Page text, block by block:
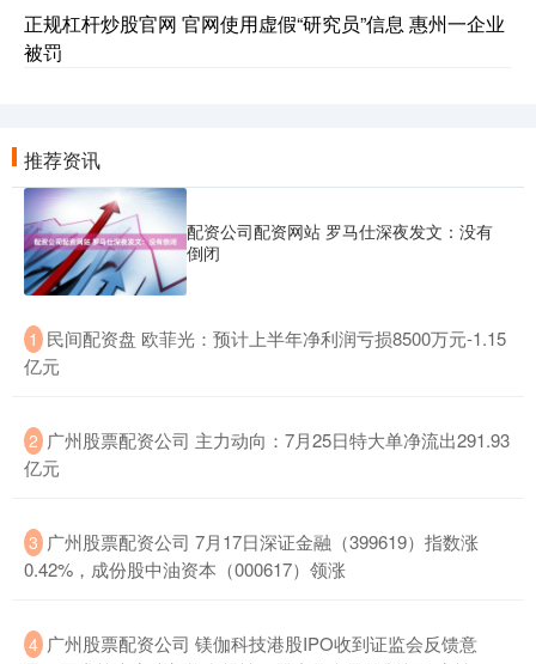
正规杠杆炒股官网 官网使用虚假“研究员”信息 惠州一企业
被罚
推荐资讯
配资公司配资网站 罗马仕深夜发文：没有
倒闭
1 ​民间配资盘 欧菲光：预计上半年净利润亏损8500万元-1.15
亿元
2 ​广州股票配资公司 主力动向：7月25日特大单净流出291.93
亿元
3 ​广州股票配资公司 7月17日深证金融（399619）指数涨
0.42%，成份股中油资本（000617）领涨
4 ​广州股票配资公司 镁伽科技港股IPO收到证监会反馈意